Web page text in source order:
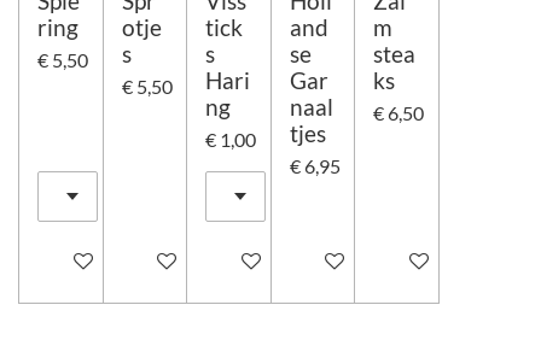
ring
€ 5,50
In winkelwagen
otje
s
€ 5,50
In winkelwagen
tick
s
Hari
ng
€ 1,00
In winkelwagen
and
se
Gar
naal
tjes
€ 6,95
In winkelwagen
m
stea
ks
€ 6,50
In winkelwagen